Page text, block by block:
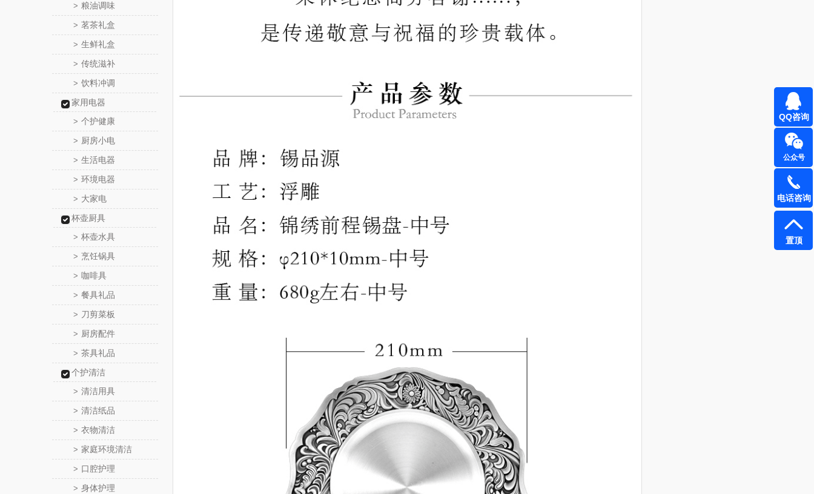
> 粮油调味
> 茗茶礼盒
> 生鲜礼盒
> 传统滋补
> 饮料冲调
家用电器
> 个护健康
> 厨房小电
> 生活电器
> 环境电器
> 大家电
杯壶厨具
> 杯壶水具
> 烹饪锅具
> 咖啡具
> 餐具礼品
> 刀剪菜板
> 厨房配件
> 茶具礼品
个护清洁
> 清洁用具
> 清洁纸品
> 衣物清洁
> 家庭环境清洁
> 口腔护理
> 身体护理
QQ咨询
公众号
电话咨询
置顶